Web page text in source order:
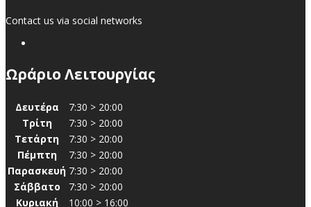
Contact us via social networks
Ωράριο Λειτουργίας
Δευτέρα
7:30 > 20:00
Τρίτη
7:30 > 20:00
Τετάρτη
7:30 > 20:00
Πέμπτη
7:30 > 20:00
Παρασκευή 7:30 > 20:00
Σάββατο
7:30 > 20:00
Κυριακή
10:00 > 16:00